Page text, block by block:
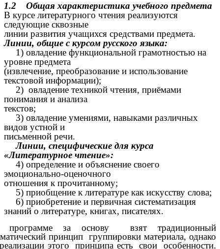
1.2
Общая характеристика учебного предмета
В курсе литературного чтения реализуются
следующие сквозные
линии развития учащихся средствами предмета.
Линии, общие с курсом русского языка:
1) овладение функциональной грамотностью на
уровне предмета
(извлечение, преобразование и использование
текстовой информации);
2) овладение техникой чтения, приёмами
понимания и анализа
текстов;
3) овладение умениями, навыками различных
видов устной и
письменной речи.
Линии, специфические для курса
«Литературное чтение»:
4) определение и объяснение своего
эмоционально-оценочного
отношения к прочитанному;
5) приобщение к литературе как искусству слова;
6) приобретение и первичная систематизация
знаний о литературе, книгах, писателях.
за основу взят традиционный
принцип группировки материала, однако
этого принципа есть свои особенности.